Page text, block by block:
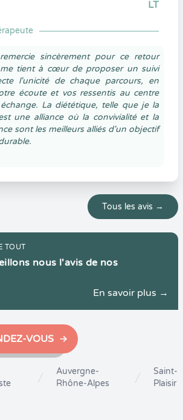
LT
sincèrement pour ce retour
tient à cœur de proposer un suivi
l'unicité de chaque parcours, en
écoute et vos ressentis au centre
La diététique, telle que je la
une alliance où la convivialité et la
sont les meilleurs alliés d'un objectif
Tous les avis →
TOUT
nous l'avis de nos
En savoir plus →
VOUS
Auvergne-
Rhône-Alpes
Saint-
Plaisir